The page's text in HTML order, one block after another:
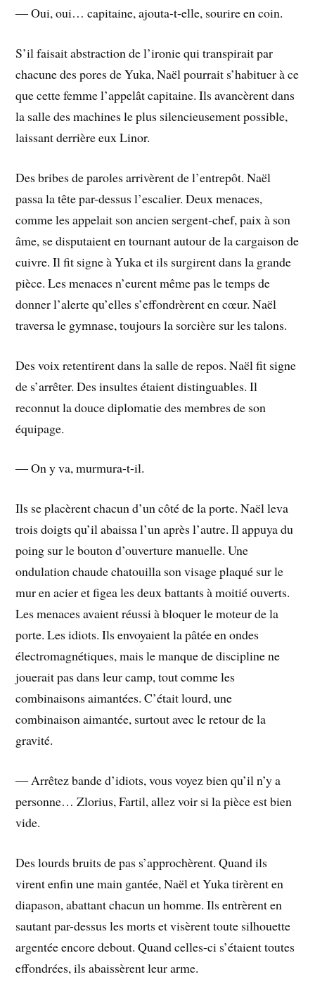
― Oui, oui… capitaine, ajouta-t-elle, sourire en coin.
S’il faisait abstraction de l’ironie qui transpirait par
chacune des pores de Yuka, Naël pourrait s’habituer à ce
que cette femme l’appelât capitaine. Ils avancèrent dans
la salle des machines le plus silencieusement possible,
laissant derrière eux Linor.
Des bribes de paroles arrivèrent de l’entrepôt. Naël
passa la tête par-dessus l’escalier. Deux menaces,
comme les appelait son ancien sergent-chef, paix à son
âme, se disputaient en tournant autour de la cargaison de
cuivre. Il fit signe à Yuka et ils surgirent dans la grande
pièce. Les menaces n’eurent même pas le temps de
donner l’alerte qu’elles s’effondrèrent en cœur. Naël
traversa le gymnase, toujours la sorcière sur les talons.
Des voix retentirent dans la salle de repos. Naël fit signe
de s’arrêter. Des insultes étaient distinguables. Il
reconnut la douce diplomatie des membres de son
équipage.
― On y va, murmura-t-il.
Ils se placèrent chacun d’un côté de la porte. Naël leva
trois doigts qu’il abaissa l’un après l’autre. Il appuya du
poing sur le bouton d’ouverture manuelle. Une
ondulation chaude chatouilla son visage plaqué sur le
mur en acier et figea les deux battants à moitié ouverts.
Les menaces avaient réussi à bloquer le moteur de la
porte. Les idiots. Ils envoyaient la pâtée en ondes
électromagnétiques, mais le manque de discipline ne
jouerait pas dans leur camp, tout comme les
combinaisons aimantées. C’était lourd, une
combinaison aimantée, surtout avec le retour de la
gravité.
― Arrêtez bande d’idiots, vous voyez bien qu’il n’y a
personne… Zlorius, Fartil, allez voir si la pièce est bien
vide.
Des lourds bruits de pas s’approchèrent. Quand ils
virent enfin une main gantée, Naël et Yuka tirèrent en
diapason, abattant chacun un homme. Ils entrèrent en
sautant par-dessus les morts et visèrent toute silhouette
argentée encore debout. Quand celles-ci s’étaient toutes
effondrées, ils abaissèrent leur arme.